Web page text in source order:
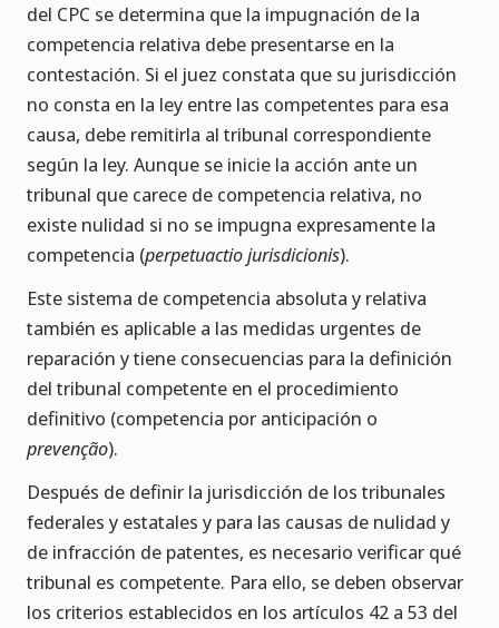
del CPC se determina que la impugnación de la
competencia relativa debe presentarse en la
contestación. Si el juez constata que su jurisdicción
no consta en la ley entre las competentes para esa
causa, debe remitirla al tribunal correspondiente
según la ley. Aunque se inicie la acción ante un
tribunal que carece de competencia relativa, no
existe nulidad si no se impugna expresamente la
competencia (perpetuactio jurisdicionis).
Este sistema de competencia absoluta y relativa
también es aplicable a las medidas urgentes de
reparación y tiene consecuencias para la definición
del tribunal competente en el procedimiento
definitivo (competencia por anticipación o
prevenção).
Después de definir la jurisdicción de los tribunales
federales y estatales y para las causas de nulidad y
de infracción de patentes, es necesario verificar qué
tribunal es competente. Para ello, se deben observar
los criterios establecidos en los artículos 42 a 53 del